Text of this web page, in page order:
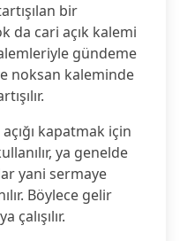
bir
da cari açık kalemi
gündeme
noksan kaleminde
kapatmak için
ya genelde
yani sermaye
Böylece gelir
çalışılır.